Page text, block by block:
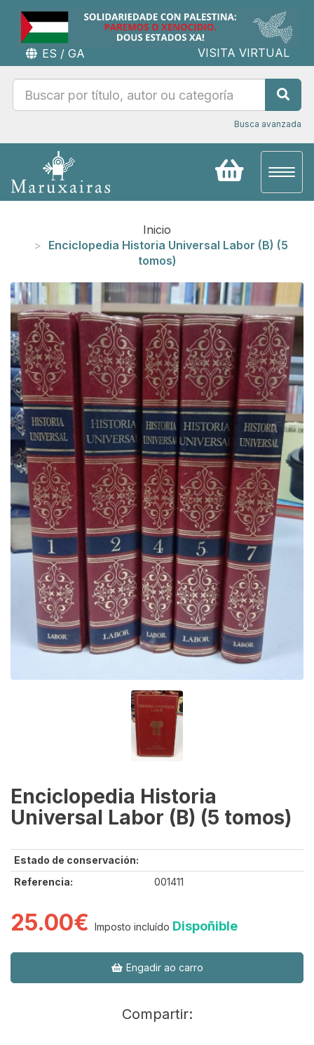
ES / GA VISITA VIRTUAL
Busca avanzada
Inicio
Enciclopedia Historia Universal Labor (B) (5
tomos)
Enciclopedia Historia
Universal Labor (B) (5 tomos)
Estado de conservación:
Referencia:
001411
25.00€ Imposto incluído Dispoñible
Engadir ao carro
Compartir: